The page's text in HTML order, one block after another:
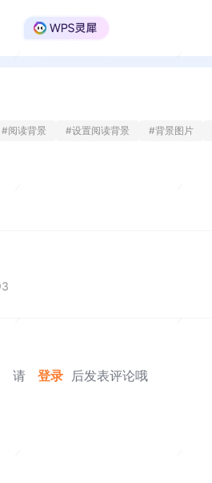
#阅读背景 #设置阅读背景 #背景图片
请 登录 后发表评论哦